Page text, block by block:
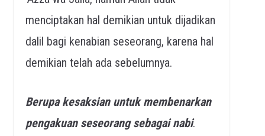
menciptakan hal demikian untuk dijadikan
dalil bagi kenabian seseorang, karena hal
demikian telah ada sebelumnya.
Berupa kesaksian untuk membenarkan
pengakuan seseorang sebagai nabi.